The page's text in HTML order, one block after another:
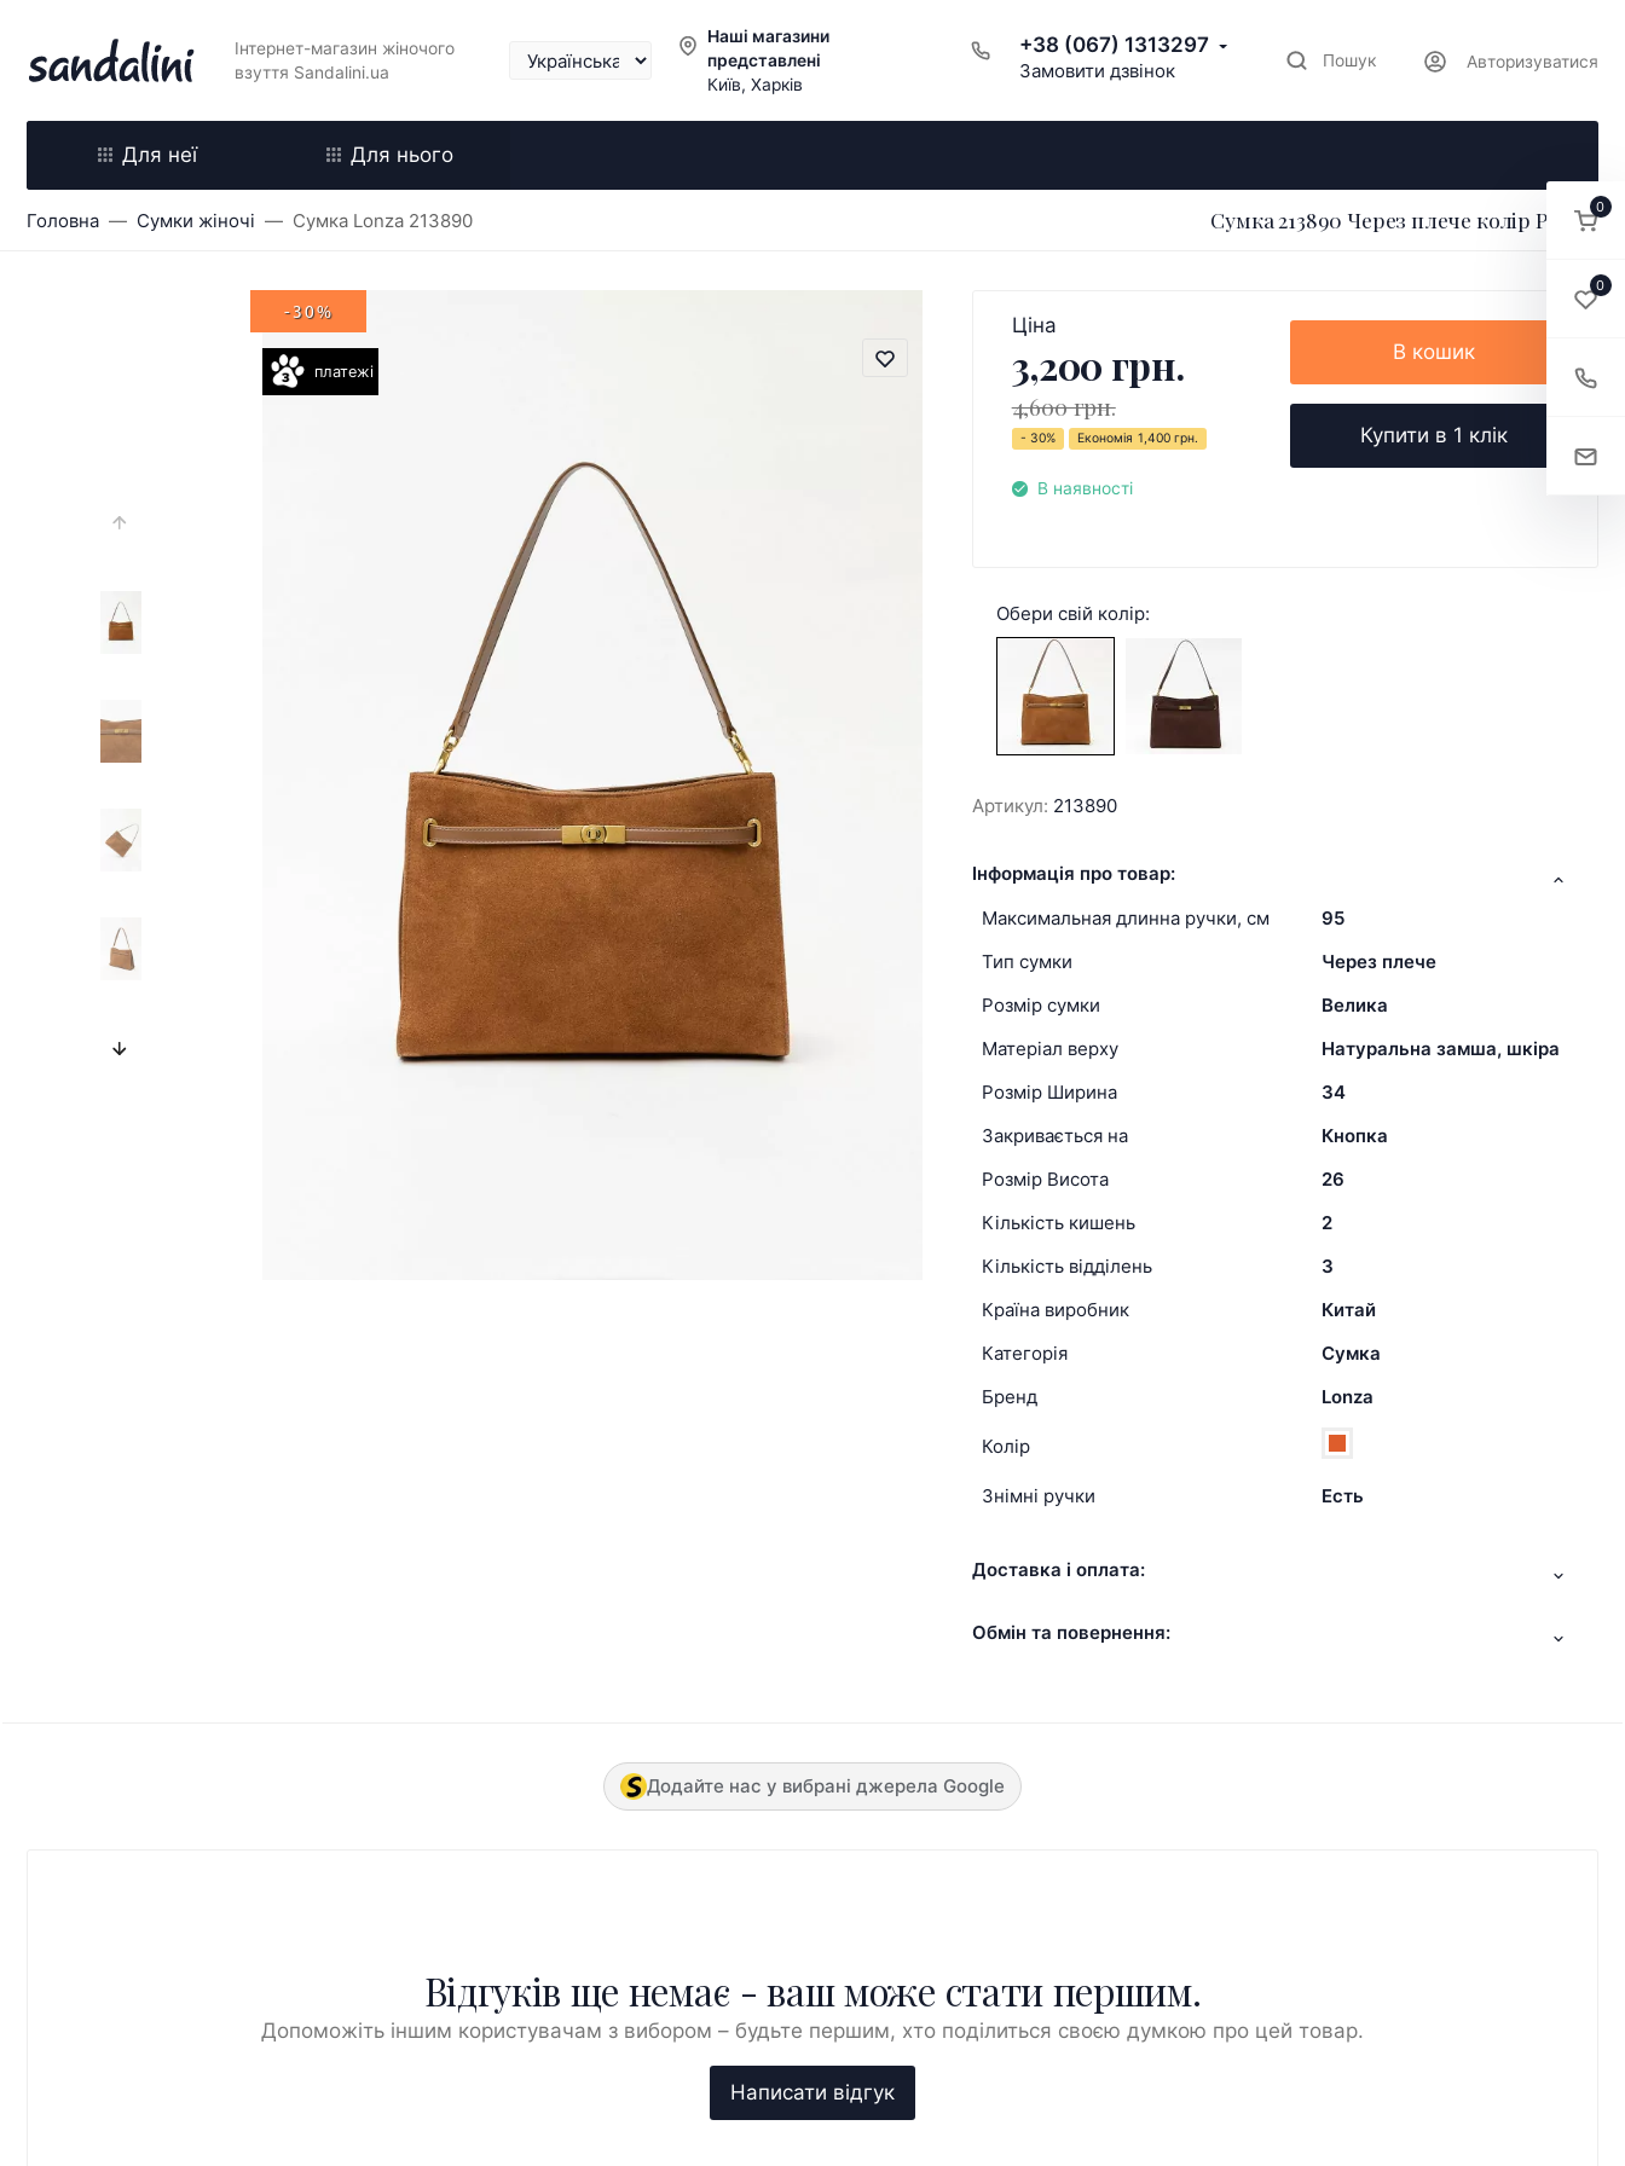
Інтернет-магазин жіночого
взуття Sandalini.ua
Наші магазини
представлені
Київ, Харків
+38 (067) 1313297
Замовити дзвінок Пошук Авторизуватися
Для неї Для нього
Головна Сумки жіночі Сумка Lonza 213890 Сумка 213890 Через плече колір Рудий
платежі
-30% Ціна
3,200 грн.
4,600 грн.
- 30% Економія 1,400 грн.
В наявності
В кошик
Купити в 1 клік
Обери свій колір:
Артикул: 213890
Інформація про товар:
Максимальная длинна ручки, см
95
Тип сумки
Через плече
Розмір сумки
Велика
Матеріал верху
Натуральна замша, шкіра
Розмір Ширина
34
Закривається на
Кнопка
Розмір Висота
26
Кількість кишень
2
Кількість відділень
3
Країна виробник
Китай
Категорія
Сумка
Бренд
Lonza
Колір
Знімні ручки Есть
Доставка і оплата:
Обмін та повернення:
Додайте нас у вибрані джерела Google
Відгуків ще немає - ваш може стати першим.
Допоможіть іншим користувачам з вибором – будьте першим, хто поділиться своєю думкою про цей товар.
0
0